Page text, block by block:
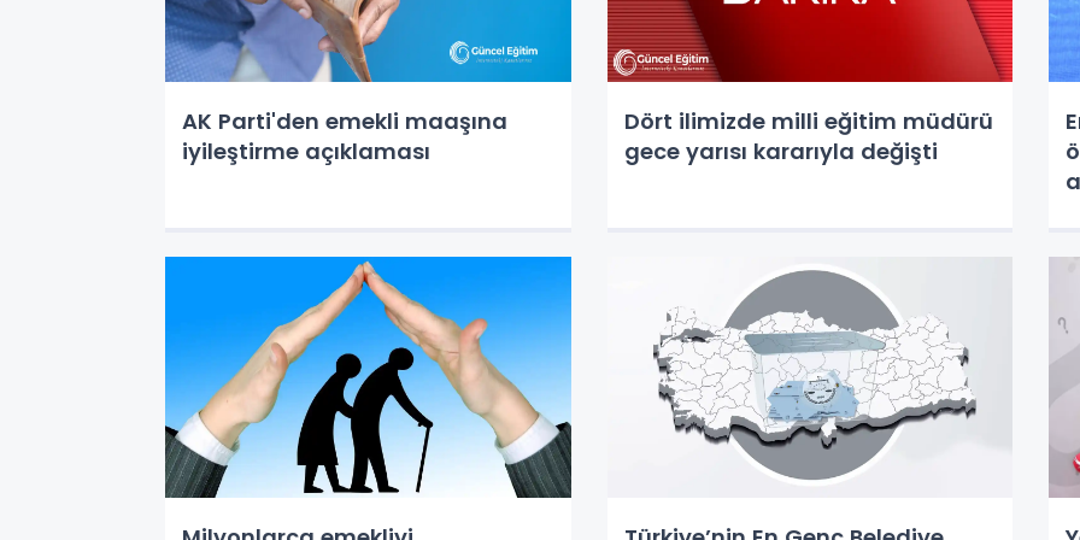
AK Parti'den emekli maaşına
iyileştirme açıklaması
Dört ilimizde milli eğitim müdürü
gece yarısı kararıyla değişti